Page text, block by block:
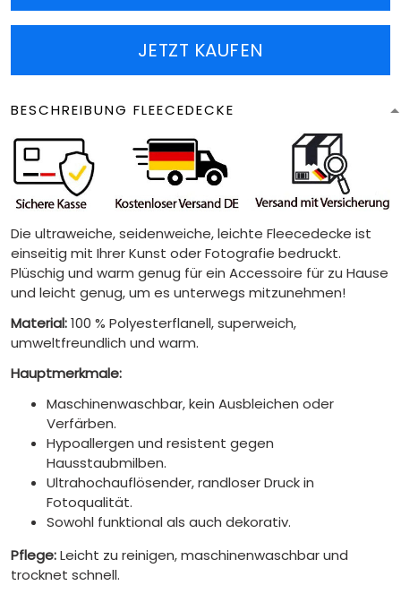
JETZT KAUFEN
BESCHREIBUNG FLEECEDECKE
Die ultraweiche, seidenweiche, leichte Fleecedecke ist
einseitig mit Ihrer Kunst oder Fotografie bedruckt.
Plüschig und warm genug für ein Accessoire für zu Hause
und leicht genug, um es unterwegs mitzunehmen!
Material:100 % Polyesterflanell, superweich,
umweltfreundlich und warm.
Hauptmerkmale:
Maschinenwaschbar, kein Ausbleichen oder
Verfärben.
Hypoallergen und resistent gegen
Hausstaubmilben.
Ultrahochauflösender, randloser Druck in
Fotoqualität.
Sowohl funktional als auch dekorativ.
Pflege:Leicht zu reinigen, maschinenwaschbar und
trocknet schnell.